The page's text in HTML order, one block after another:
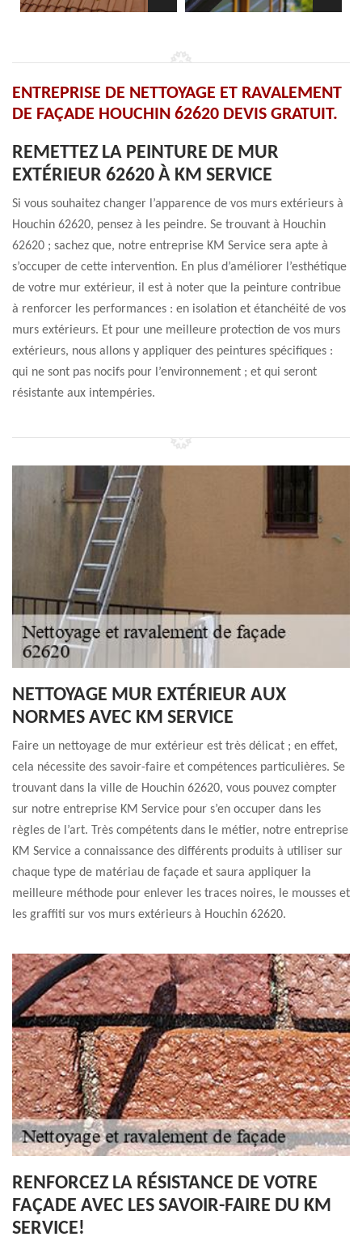
ENTREPRISE DE NETTOYAGE ET RAVALEMENT
DE FAÇADE HOUCHIN 62620 DEVIS GRATUIT.
REMETTEZ LA PEINTURE DE MUR
EXTÉRIEUR 62620 À KM SERVICE
Si vous souhaitez changer l’apparence de vos murs extérieurs à
Houchin 62620, pensez à les peindre. Se trouvant à Houchin
62620 ; sachez que, notre entreprise KM Service sera apte à
s’occuper de cette intervention. En plus d’améliorer l’esthétique
de votre mur extérieur, il est à noter que la peinture contribue
à renforcer les performances : en isolation et étanchéité de vos
murs extérieurs. Et pour une meilleure protection de vos murs
extérieurs, nous allons y appliquer des peintures spécifiques :
qui ne sont pas nocifs pour l’environnement ; et qui seront
résistante aux intempéries.
NETTOYAGE MUR EXTÉRIEUR AUX
NORMES AVEC KM SERVICE
Faire un nettoyage de mur extérieur est très délicat ; en effet,
cela nécessite des savoir-faire et compétences particulières. Se
trouvant dans la ville de Houchin 62620, vous pouvez compter
sur notre entreprise KM Service pour s’en occuper dans les
règles de l’art. Très compétents dans le métier, notre entreprise
KM Service a connaissance des différents produits à utiliser sur
chaque type de matériau de façade et saura appliquer la
meilleure méthode pour enlever les traces noires, le mousses et
les graffiti sur vos murs extérieurs à Houchin 62620.
RENFORCEZ LA RÉSISTANCE DE VOTRE
FAÇADE AVEC LES SAVOIR-FAIRE DU KM
SERVICE!